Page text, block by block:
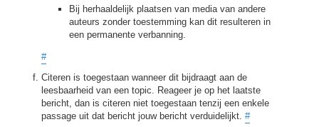
Bij herhaaldelijk plaatsen van media van andere
auteurs zonder toestemming kan dit resulteren in
een permanente verbanning.
#
Citeren is toegestaan wanneer dit bijdraagt aan de
leesbaarheid van een topic. Reageer je op het laatste
bericht, dan is citeren niet toegestaan tenzij een enkele
passage uit dat bericht jouw bericht verduidelijkt. #